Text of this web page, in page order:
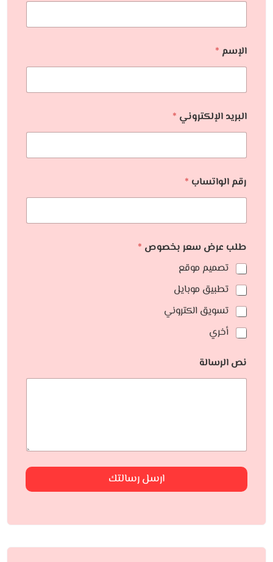
الإسم *
البريد الإلكتروني *
رقم الواتساب *
طلب عرض سعر بخصوص *
تصميم موقع
تطبيق موبايل
تسويق الكتروني
أخري
نص الرسالة
ارسل رسالتك